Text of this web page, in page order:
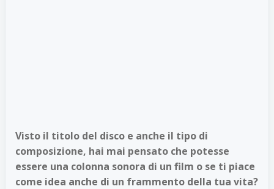
Visto il titolo del disco e anche il tipo di
composizione, hai mai pensato che potesse
essere una colonna sonora di un film o se ti piace
come idea anche di un frammento della tua vita?